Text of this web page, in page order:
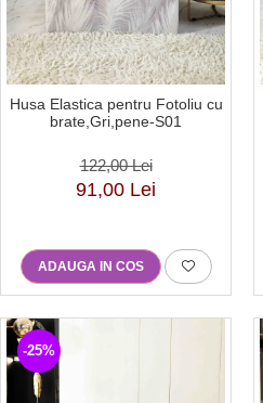
Husa Elastica pentru Fotoliu cu
brate,Gri,pene-S01
122,00 Lei
91,00 Lei
ADAUGA IN COS
-25%